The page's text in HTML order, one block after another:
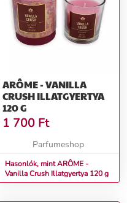
ARÔME - VANILLA
CRUSH ILLATGYERTYA
120 G
1 700 Ft
Parfumeshop
Hasonlók, mint ARÔME -
Vanilla Crush Illatgyertya 120 g